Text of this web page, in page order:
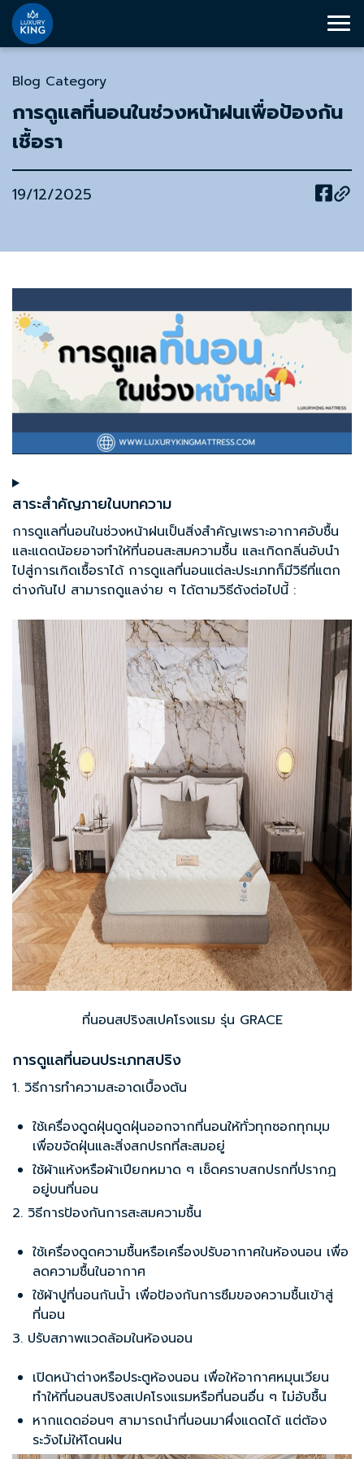
Blog Category
การดูแลที่นอนในช่วงหน้าฝนเพื่อป้องกัน
เชื้อรา
19/12/2025
สาระสำคัญภายในบทความ
การดูแลที่นอนในช่วงหน้าฝนเป็นสิ่งสำคัญเพราะอากาศอับชื้น
และแดดน้อยอาจทำให้ที่นอนสะสมความชื้น และเกิดกลิ่นอับนำ
ไปสู่การเกิดเชื้อราได้ การดูแลที่นอนแต่ละประเภทก็มีวิธีที่แตก
ต่างกันไป สามารถดูแลง่าย ๆ ได้ตามวิธีดังต่อไปนี้ :
ที่นอนสปริงสเปคโรงแรม รุ่น GRACE
การดูแลที่นอนประเภทสปริง
1. วิธีการทำความสะอาดเบื้องต้น
ใช้เครื่องดูดฝุ่นดูดฝุ่นออกจากที่นอนให้ทั่วทุกซอกทุกมุม
เพื่อขจัดฝุ่นและสิ่งสกปรกที่สะสมอยู่
ใช้ผ้าแห้งหรือผ้าเปียกหมาด ๆ เช็ดคราบสกปรกที่ปรากฏ
อยู่บนที่นอน
2. วิธีการป้องกันการสะสมความชื้น
ใช้เครื่องดูดความชื้นหรือเครื่องปรับอากาศในห้องนอน เพื่อ
ลดความชื้นในอากาศ
ใช้ผ้าปูที่นอนกันน้ำ เพื่อป้องกันการซึมของความชื้นเข้าสู่
ที่นอน
3. ปรับสภาพแวดล้อมในห้องนอน
เปิดหน้าต่างหรือประตูห้องนอน เพื่อให้อากาศหมุนเวียน
ทำให้ที่นอนสปริงสเปคโรงแรมหรือที่นอนอื่น ๆ ไม่อับชื้น
หากแดดอ่อนๆ สามารถนำที่นอนมาผึ่งแดดได้ แต่ต้อง
ระวังไม่ให้โดนฝน